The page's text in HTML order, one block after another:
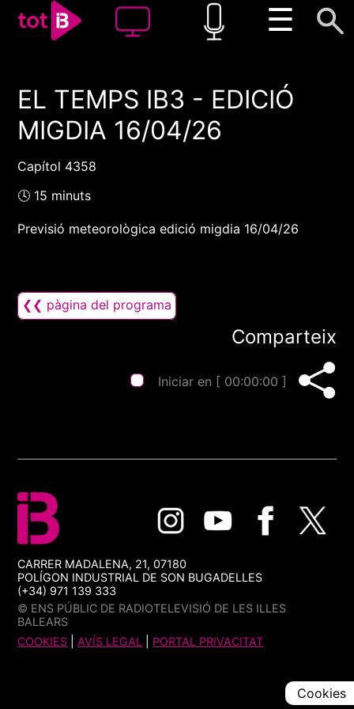
☰
00:00 00:00
1x
EL TEMPS IB3 - EDICIÓ
MIGDIA 16/04/26
Capítol 4358
🕓 15 minuts
Previsió meteorològica edició migdia 16/04/26
❮❮ pàgina del programa
Comparteix
Iniciar en [ 00:00:00 ]
CARRER MADALENA, 21, 07180
POLÍGON INDUSTRIAL DE SON BUGADELLES
(+34) 971 139 333
© ENS PÚBLIC DE RADIOTELEVISIÓ DE LES ILLES
BALEARS
COOKIES |AVÍS LEGAL PORTAL PRIVACITAT
Cookies